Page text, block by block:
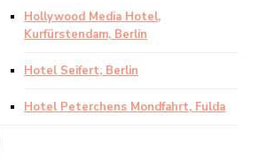
Hollywood Media Hotel,
Kurfürstendam, Berlin
Hotel Seifert, Berlin
Hotel Peterchens Mondfahrt, Fulda